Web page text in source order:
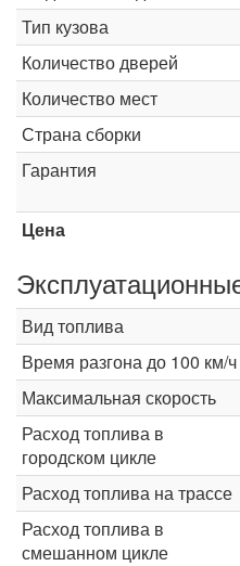
Тип кузова
Количество дверей
Количество мест
Страна сборки
Гарантия
Цена
Вид топлива
Время разгона до 100 км/ч
Максимальная скорость
Расход топлива в
городском цикле
Расход топлива на трассе
Расход топлива в
смешанном цикле